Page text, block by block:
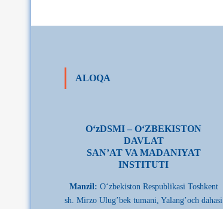
ALOQA
О‘zDSMI – О‘ZBEKISTON
DAVLAT
SAN’AT VA MADANIYAT
INSTITUTI
Manzil: О‘zbekiston Respublikasi Toshkent
sh. Mirzo Ulug’bek tumani, Yalang’och dahasi